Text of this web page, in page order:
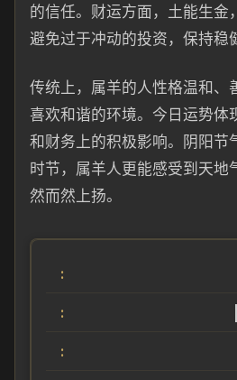
的信任。财运方面，土能生金
避免过于冲动的投资，保持稳
传统上，属羊的人性格温和、
喜欢和谐的环境。今日运势体
和财务上的积极影响。阴阳节
时节，属羊人更能感受到天地
然而然上扬。